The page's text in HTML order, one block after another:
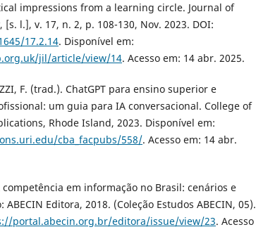
impressions from a learning circle. Journal of
l.], v. 17, n. 2, p. 108-130, Nov. 2023. DOI:
17.2.14. Disponível em:
jil/article/view/14. Acesso em: 14 abr. 2025.
F. (trad.). ChatGPT para ensino superior e
um guia para IA conversacional. College of
Rhode Island, 2023. Disponível em:
cba_facpubs/558/. Acesso em: 14 abr.
competência em informação no Brasil: cenários e
ABECIN Editora, 2018. (Coleção Estudos ABECIN, 05).
portal.abecin.org.br/editora/issue/view/23. Acesso